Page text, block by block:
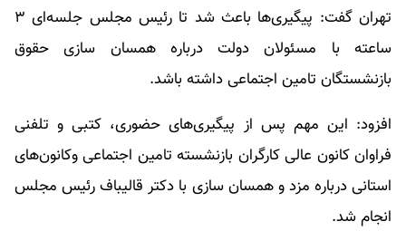
تهران گفت: پیگیری‌ها باعث شد تا رئیس مجلس جلسه‌ای ۳
ساعته با مسئولان دولت درباره همسان سازی حقوق
بازنشستگان تامین اجتماعی داشته باشد.
افزود: این مهم پس از پیگیری‌های حضوری، کتبی و تلفنی
فراوان کانون عالی کارگران بازنشسته تامین اجتماعی وکانون‌های
استانی درباره مزد و همسان سازی با دکتر قالیباف رئیس مجلس
انجام شد.